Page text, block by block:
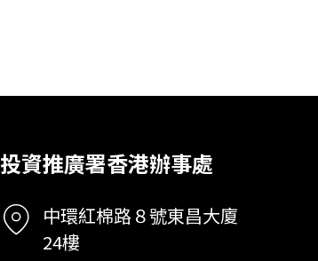
投資推廣署香港辦事處
中環紅棉路８號東昌大廈
24樓